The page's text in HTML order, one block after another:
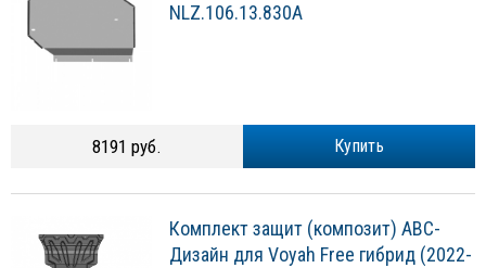
NLZ.106.13.830A
Купить
8191 руб.
Комплект защит (композит) АВС-
Дизайн для Voyah Free гибрид (2022-